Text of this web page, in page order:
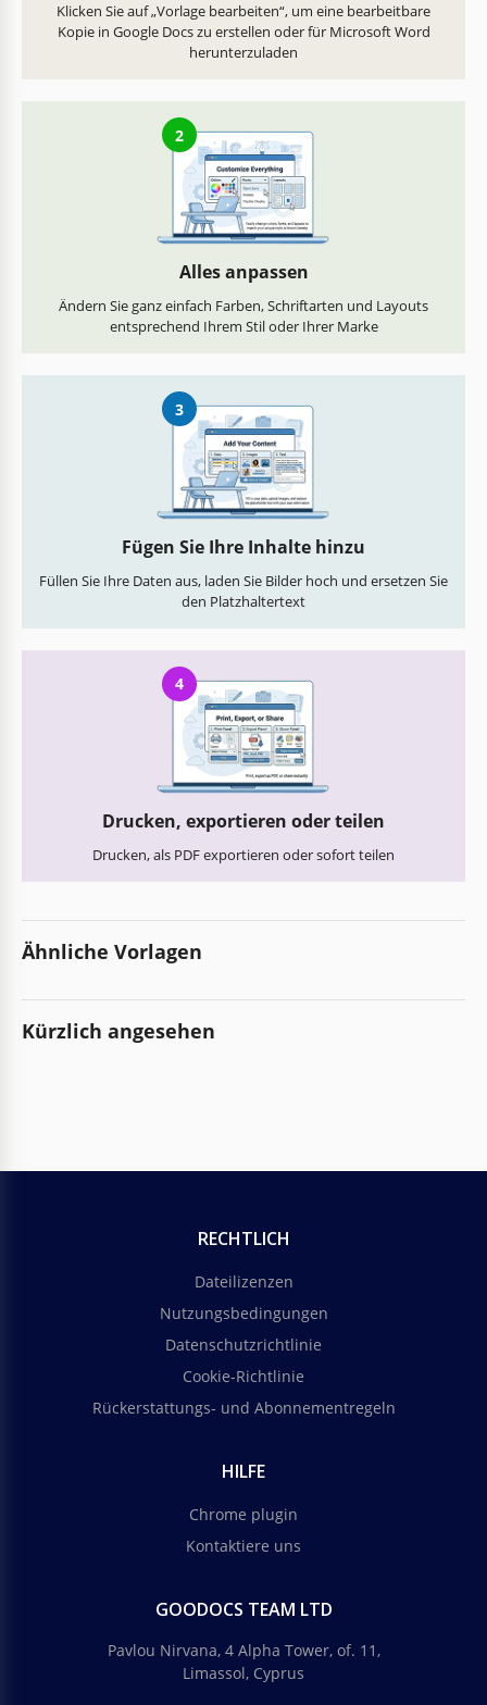
Klicken Sie auf „Vorlage bearbeiten“, um eine bearbeitbare
Kopie in Google Docs zu erstellen oder für Microsoft Word
herunterzuladen
2
Alles anpassen
Ändern Sie ganz einfach Farben, Schriftarten und Layouts
entsprechend Ihrem Stil oder Ihrer Marke
3
Fügen Sie Ihre Inhalte hinzu
Füllen Sie Ihre Daten aus, laden Sie Bilder hoch und ersetzen Sie
den Platzhaltertext
4
Drucken, exportieren oder teilen
Drucken, als PDF exportieren oder sofort teilen
Ähnliche Vorlagen
Kürzlich angesehen
RECHTLICH
Dateilizenzen
Nutzungsbedingungen
Datenschutzrichtlinie
Cookie-Richtlinie
Rückerstattungs- und Abonnementregeln
HILFE
Chrome plugin
Kontaktiere uns
GOODOCS TEAM LTD
Pavlou Nirvana, 4 Alpha Tower, of. 11,
Limassol, Cyprus